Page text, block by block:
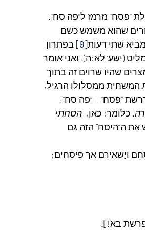
“פסח” מרמז ל”פה סח”.
שהוא משמש כשם
שתי דעות[9]
בפתרון
(ישע’ לא:ה). ואני אומר
שהיו שרוים זה בתוך
המשחית ממסלולו הרגיל,
“פסח” = “פה סח”,
. כלומר: כאן, הסחתי
ה”היסח” הזה גם
ויַשאירֵם אך פִּיסחים;
.